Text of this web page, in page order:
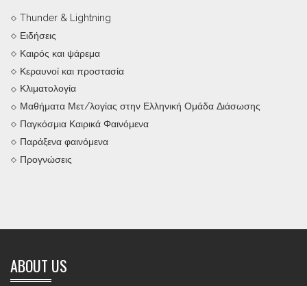
Thunder & Lightning
Ειδήσεις
Καιρός και ψάρεμα
Κεραυνοί και προστασία
Κλιματολογία
Μαθήματα Μετ/λογίας στην Ελληνική Ομάδα Διάσωσης
Παγκόσμια Καιρικά Φαινόμενα
Παράξενα φαινόμενα
Προγνώσεις
ABOUT US